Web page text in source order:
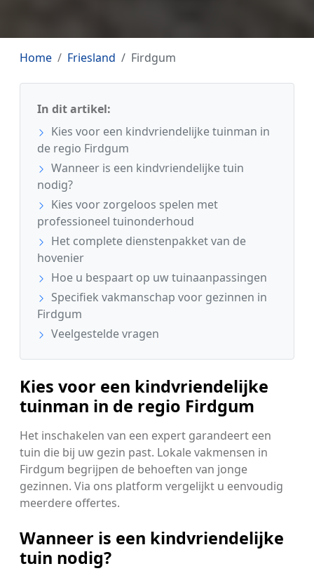
Home Friesland Firdgum
In dit artikel:
Kies voor een kindvriendelijke tuinman in
de regio Firdgum
Wanneer is een kindvriendelijke tuin
nodig?
Kies voor zorgeloos spelen met
professioneel tuinonderhoud
Het complete dienstenpakket van de
hovenier
Hoe u bespaart op uw tuinaanpassingen
Specifiek vakmanschap voor gezinnen in
Firdgum
Veelgestelde vragen
Kies voor een kindvriendelijke
tuinman in de regio Firdgum
Het inschakelen van een expert garandeert een
tuin die bij uw gezin past. Lokale vakmensen in
Firdgum begrijpen de behoeften van jonge
gezinnen. Via ons platform vergelijkt u eenvoudig
meerdere offertes.
Wanneer is een kindvriendelijke
tuin nodig?